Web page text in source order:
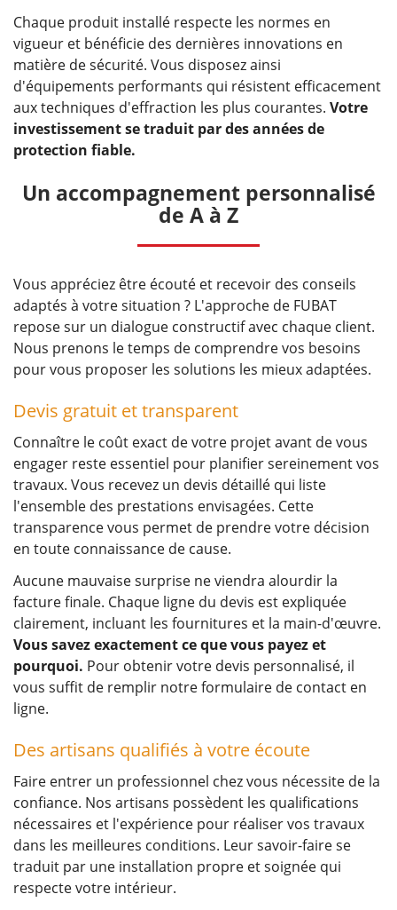
Chaque produit installé respecte les normes en
vigueur et bénéficie des dernières innovations en
matière de sécurité. Vous disposez ainsi
d'équipements performants qui résistent efficacement
aux techniques d'effraction les plus courantes. Votre
investissement se traduit par des années de
protection fiable.
Un accompagnement personnalisé
de A à Z
Vous appréciez être écouté et recevoir des conseils
adaptés à votre situation ? L'approche de FUBAT
repose sur un dialogue constructif avec chaque client.
Nous prenons le temps de comprendre vos besoins
pour vous proposer les solutions les mieux adaptées.
Devis gratuit et transparent
Connaître le coût exact de votre projet avant de vous
engager reste essentiel pour planifier sereinement vos
travaux. Vous recevez un devis détaillé qui liste
l'ensemble des prestations envisagées. Cette
transparence vous permet de prendre votre décision
en toute connaissance de cause.
Aucune mauvaise surprise ne viendra alourdir la
facture finale. Chaque ligne du devis est expliquée
clairement, incluant les fournitures et la main-d'œuvre.
Vous savez exactement ce que vous payez et
pourquoi. Pour obtenir votre devis personnalisé, il
vous suffit de remplir notre formulaire de contact en
ligne.
Des artisans qualifiés à votre écoute
Faire entrer un professionnel chez vous nécessite de la
confiance. Nos artisans possèdent les qualifications
nécessaires et l'expérience pour réaliser vos travaux
dans les meilleures conditions. Leur savoir-faire se
traduit par une installation propre et soignée qui
respecte votre intérieur.